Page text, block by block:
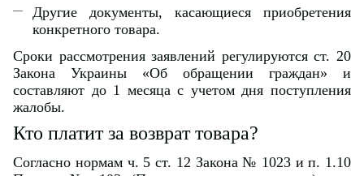
Другие документы, касающиеся приобретения
конкретного товара.
Сроки рассмотрения заявлений регулируются ст. 20
Закона Украины «Об обращении граждан» и
составляют до 1 месяца с учетом дня поступления
жалобы.
Кто платит за возврат товара?
Согласно нормам ч. 5 ст. 12 Закона № 1023 и п. 1.10